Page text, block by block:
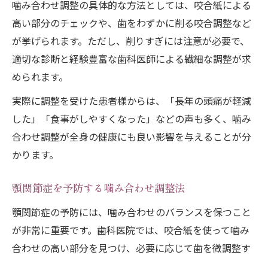
噛み合わせ調整の具体的な方法としては、咬合紙による
高い部分のチェックや、歯をわずかに削る咬合調整など
が挙げられます。ただし、削りすぎには注意が必要で、
適切な診断と経験豊富な歯科医師による繊細な調整が求
められます。
実際に調整を受けた患者様からは、「長年の頭痛が軽減
した」「食事がしやすくなった」などの声も多く、噛み
合わせ調整が全身の健康にも良い影響を与えることが分
かります。
顎関節症を予防する噛み合わせ調整法
顎関節症の予防には、噛み合わせのバランスを保つこと
が非常に重要です。歯科医院では、咬合紙を使って噛み
合わせの高い部分を見つけ、必要に応じて歯を微調整す